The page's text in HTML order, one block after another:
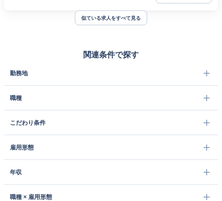
似ている求人をすべて見る
関連条件で探す
勤務地
職種
こだわり条件
雇用形態
年収
職種 × 雇用形態